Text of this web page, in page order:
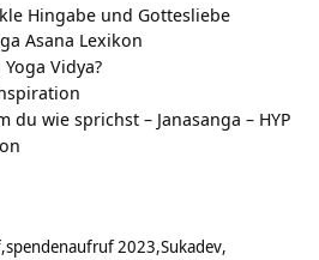
Hingabe und Gottesliebe
Asana Lexikon
Vidya?
du wie sprichst – Janasanga – HYP
spendenaufruf 2023 Sukadev